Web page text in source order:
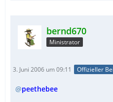
bernd670
Ministrator
3. Juni 2006 um 09:11 Offizieller
peethebee